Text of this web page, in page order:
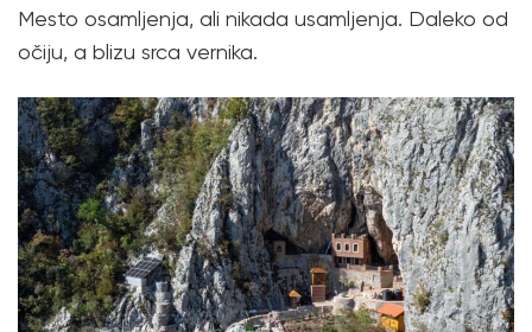
Mesto osamljenja, ali nikada usamljenja. Daleko od
očiju, a blizu srca vernika.